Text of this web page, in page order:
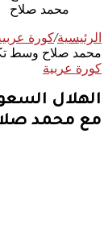
محمد صلاح
الرئيسية/كورة
محمد صلاح وسط
كورة عربية
الهلال
مع محمد